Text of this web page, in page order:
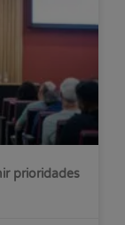
prioridades